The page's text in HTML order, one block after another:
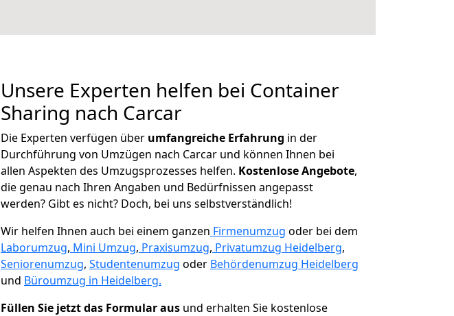
Unsere Experten helfen bei Container
Sharing nach Carcar
Die Experten verfügen über umfangreiche Erfahrung in der
Durchführung von Umzügen nach Carcar und können Ihnen bei
allen Aspekten des Umzugsprozesses helfen. Kostenlose Angebote,
die genau nach Ihren Angaben und Bedürfnissen angepasst
werden? Gibt es nicht? Doch, bei uns selbstverständlich!
Wir helfen Ihnen auch bei einem ganzen Firmenumzug oder bei dem
Laborumzug, Mini Umzug, Praxisumzug, Privatumzug Heidelberg,
Seniorenumzug, Studentenumzug oder Behördenumzug Heidelberg
und Büroumzug in Heidelberg.
Füllen Sie jetzt das Formular aus und erhalten Sie kostenlose